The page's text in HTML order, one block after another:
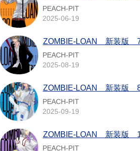
PEACH-PIT
2025-06-19
ZOMBIE-LOAN 新装版
PEACH-PIT
2025-08-19
ZOMBIE-LOAN 新装版
PEACH-PIT
2025-09-19
ZOMBIE-LOAN 新装版
PEACH-PIT